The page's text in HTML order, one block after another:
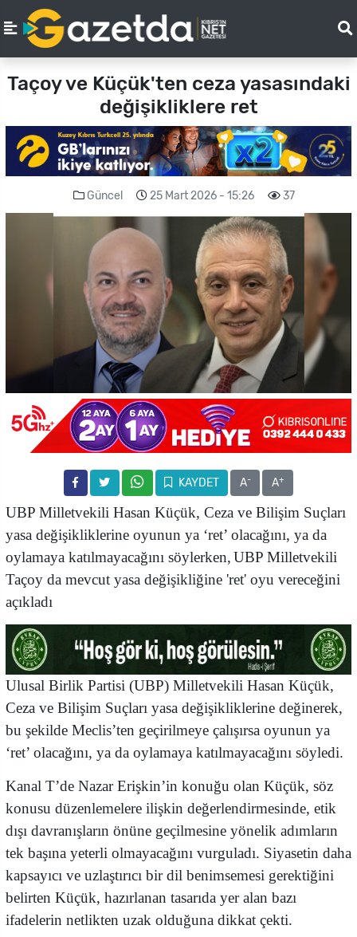
Taçoy ve Küçük'ten ceza yasasındaki
değişikliklere ret
Güncel 25 Mart 2026 - 15:26 37
KAYDET A- A+
UBP Milletvekili Hasan Küçük, Ceza ve Bilişim Suçları
yasa değişikliklerine oyunun ya ‘ret’ olacağını, ya da
oylamaya katılmayacağını söylerken,UBP Milletvekili
Taçoy da mevcut yasa değişikliğine 'ret' oyu vereceğini
açıkladı
Ulusal Birlik Partisi (UBP) Milletvekili Hasan Küçük,
Ceza ve Bilişim Suçları yasa değişikliklerine değinerek,
bu şekilde Meclis’ten geçirilmeye çalışırsa oyunun ya
‘ret’ olacağını, ya da oylamaya katılmayacağını söyledi.
Kanal T’de Nazar Erişkin’in konuğu olan Küçük, söz
konusu düzenlemelere ilişkin değerlendirmesinde, etik
dışı davranışların önüne geçilmesine yönelik adımların
tek başına yeterli olmayacağını vurguladı. Siyasetin daha
kapsayıcı ve uzlaştırıcı bir dil benimsemesi gerektiğini
belirten Küçük, hazırlanan tasarıda yer alan bazı
ifadelerin netlikten uzak olduğuna dikkat çekti.